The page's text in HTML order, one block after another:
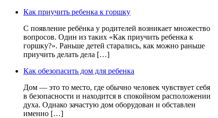
Как приучить ребенка к горшку
С появление ребёнка у родителей возникает множество
вопросов. Один из таких «Как приучить ребенка к
горшку?». Раньше детей старались, как можно раньше
приучить делать дела […]
Как обезопасить дом для ребенка
Дом — это то место, где обычно человек чувствует себя
в безопасности и находится в спокойном расположении
духа. Однако зачастую дом оборудован и обставлен
именно […]